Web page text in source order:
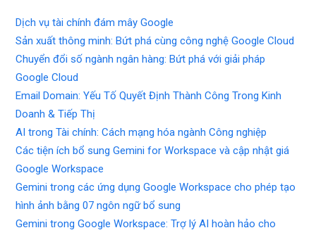
Dịch vụ tài chính đám mây Google
Sản xuất thông minh: Bứt phá cùng công nghệ Google Cloud
Chuyển đổi số ngành ngân hàng: Bứt phá với giải pháp
Google Cloud
Email Domain: Yếu Tố Quyết Định Thành Công Trong Kinh
Doanh & Tiếp Thị
AI trong Tài chính: Cách mạng hóa ngành Công nghiệp
Các tiện ích bổ sung Gemini for Workspace và cập nhật giá
Google Workspace
Gemini trong các ứng dụng Google Workspace cho phép tạo
hình ảnh bằng 07 ngôn ngữ bổ sung
Gemini trong Google Workspace: Trợ lý AI hoàn hảo cho